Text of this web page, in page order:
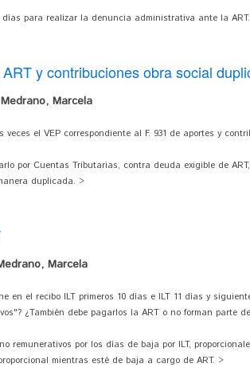
para realizar la denuncia administrativa ante la
y contribuciones obra social
Medrano, Marcela
veces el VEP correspondiente al F. 931 de aportes y
por Cuentas Tributarias, contra deuda exigible de
duplicada. >
Marcela
en el recibo ILT primeros 10 días e ILT 11 días y
¿También debe pagarlos la ART o no forman parte
remunerativos por los días de baja por ILT,
mientras esté de baja a cargo de ART. >